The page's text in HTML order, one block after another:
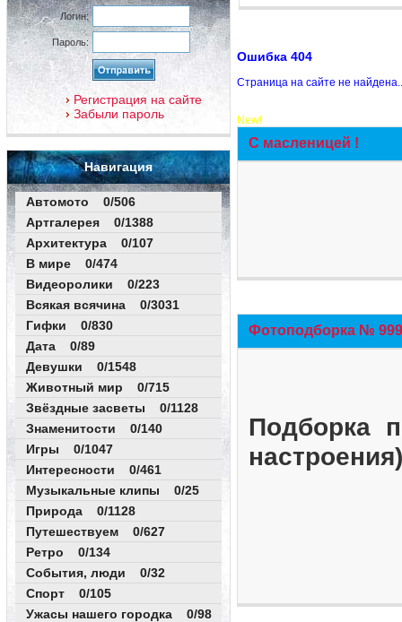
Логин:
Пароль:
Регистрация на сайте
Забыли пароль
Навигация
Автомото 0/506
Артгалерея 0/1388
Архитектура 0/107
В мире 0/474
Видеоролики 0/223
Всякая всячина 0/3031
Гифки 0/830
Дата 0/89
Девушки 0/1548
Животный мир 0/715
Звёздные засветы 0/1128
Знаменитости 0/140
Игры 0/1047
Интересности 0/461
Музыкальные клипы 0/25
Природа 0/1128
Путешествуем 0/627
Ретро 0/134
События, люди 0/32
Спорт 0/105
Ужасы нашего городка 0/98
Ошибка 404
Страница на сайте не
New!
С масленицей !
Фотоподборка №
Подборка